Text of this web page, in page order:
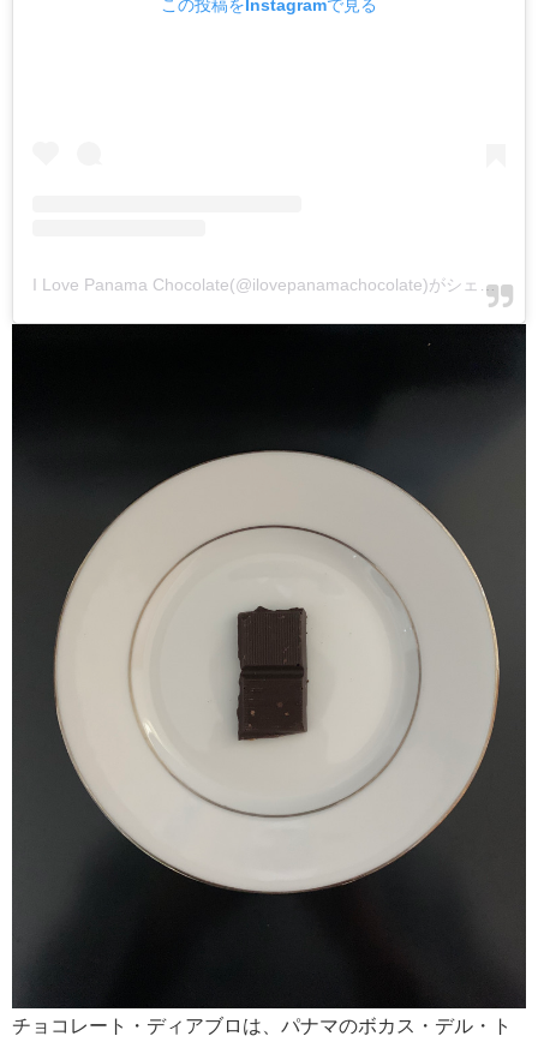
この投稿をInstagramで見る
I Love Panama Chocolate(@ilovepanamachocolate)がシェアした投稿
チョコレート・ディアブロは、パナマのボカス・デル・ト